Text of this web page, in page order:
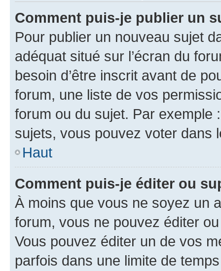
Comment puis-je publier un
Pour publier un nouveau sujet
adéquat situé sur l’écran du
besoin d’être inscrit avant de
forum, une liste de vos
forum ou du sujet. Par exemple
sujets, vous pouvez voter dans
Haut
Comment puis-je éditer ou
À moins que vous ne soyez un
forum, vous ne pouvez éditer
Vous pouvez éditer un de vos
parfois dans une limite de